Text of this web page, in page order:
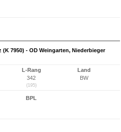
7950) - OD Weingarten, Niederbieger
L-Rang
342
(195)
Land
BW
BPL